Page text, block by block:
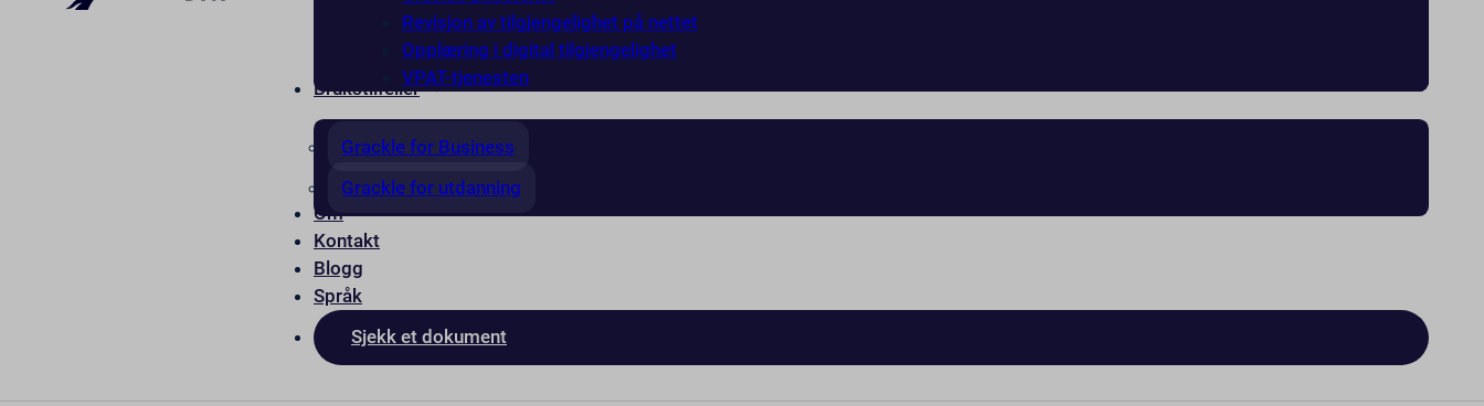
Revisjon av tilgjengelighet på nettet
Opplæring i digital tilgjengelighet
VPAT-tjenesten
Brukstilfeller
Grackle for Business
Grackle for utdanning
Om
Kontakt
Blogg
Språk
Sjekk et dokument